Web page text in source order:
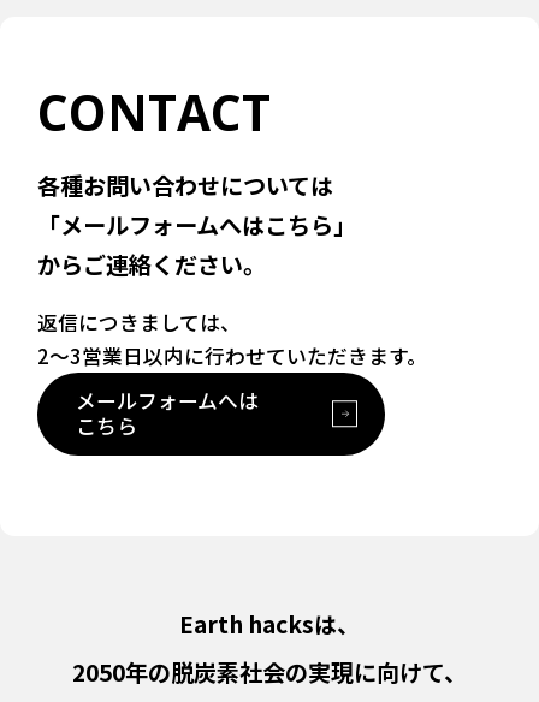
CONTACT
各種お問い合わせについては
「メールフォームへはこちら」
からご連絡ください。
返信につきましては、
2〜3営業日以内に行わせていただきます。
メールフォームへは
こちら
Earth hacksは、
2050年の脱炭素社会の実現に向けて、